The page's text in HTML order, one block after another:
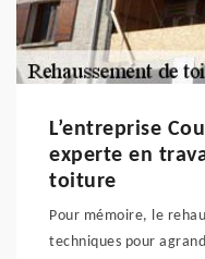
L’entreprise
experte en
toiture
Pour mémoire, le
techniques pour